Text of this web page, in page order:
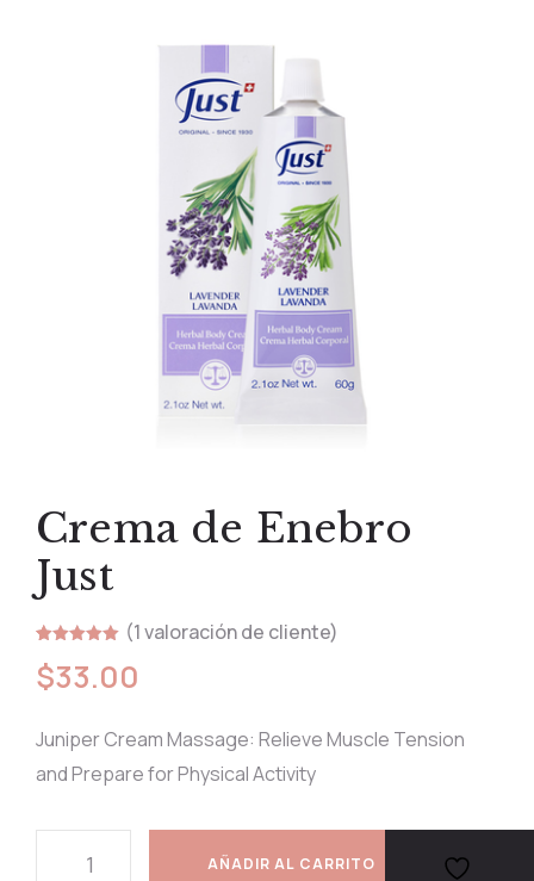
Crema de Enebro
Just
con5.00
de 5 en
de un
cliente
(1valoración de cliente)
$33.00
Juniper Cream Massage: Relieve Muscle Tension
and Prepare for Physical Activity
AÑADIR AL CARRITO